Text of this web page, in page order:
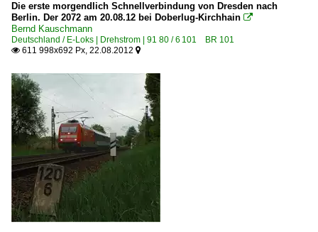
Die erste morgendlich Schnellverbindung von Dresden nach
Berlin. Der 2072 am 20.08.12 bei Doberlug-Kirchhain 
Bernd Kauschmann
Deutschland / E-Loks | Drehstrom | 91 80 / 6 101 BR 101
 611 998x692 Px, 22.08.2012 